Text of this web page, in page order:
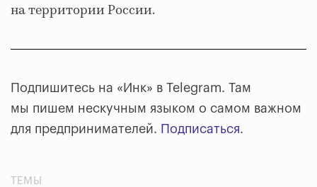
на территории России.
Подпишитесь на «Инк» в Telegram. Там
мы пишем нескучным языком о самом важном
для предпринимателей. Подписаться.
ТЕМЫ